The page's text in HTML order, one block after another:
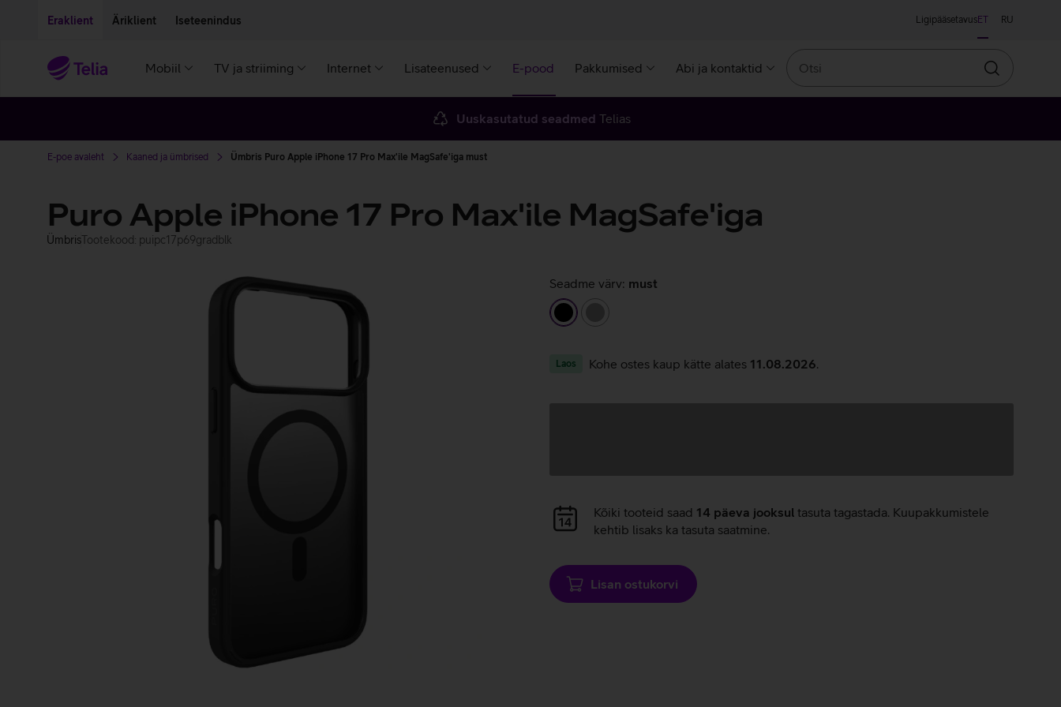
Eraklient Äriklient Iseteenindus LigipääsetavusET RU
Mobiil TV ja striiming Internet Lisateenused E-pood Pakkumised Abi ja kontaktid
Otsin
Uuskasutatud seadmed Telias
E-poe avaleht Kaaned ja ümbrised Ümbris Puro Apple iPhone 17 Pro Max'ile MagSafe'iga must
Puro Apple iPhone 17 Pro Max'ile MagSafe'iga
ÜmbrisTootekood: puipc17p69gradblk
Seadme värv: must
must
Laos Kohe ostes kaup kätte alates 11.08.2026
Andmete
laadimine
Kõiki tooteid saad 14 päeva jooksul tasuta tagastada. Kuupakkumistele
kehtib lisaks ka tasuta saatmine.
Lisan ostukorvi